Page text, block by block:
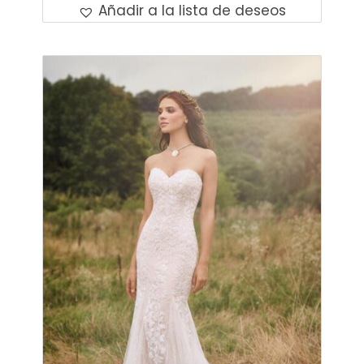
Añadir a la lista de deseos